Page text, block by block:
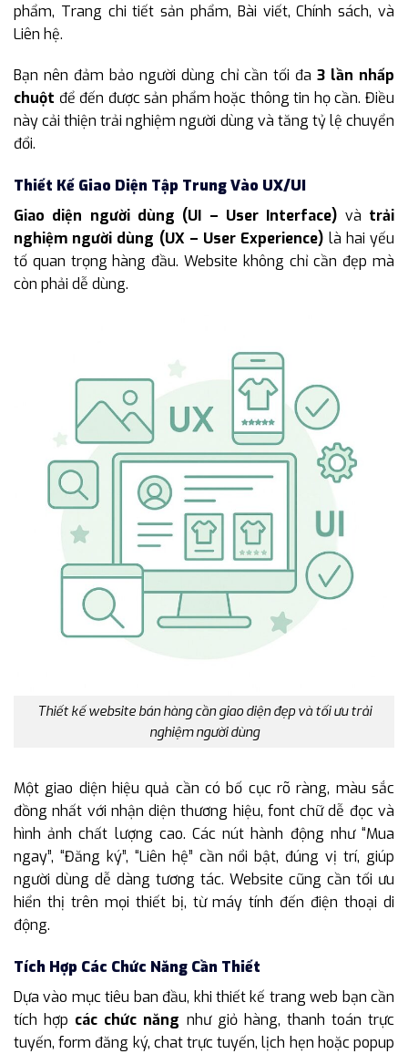
phẩm, Trang chi tiết sản phẩm, Bài viết, Chính sách, và
Liên hệ.
Bạn nên đảm bảo người dùng chỉ cần tối đa3 lần nhấp
chuột để đến được sản phẩm hoặc thông tin họ cần. Điều
này cải thiện trải nghiệm người dùng và tăng tỷ lệ chuyển
đổi.
Thiết Kế Giao Diện Tập Trung Vào UX/UI
Giao diện người dùng (UI – User Interface) và trải
nghiệm người dùng (UX – User Experience) là hai yếu
tố quan trọng hàng đầu. Website không chỉ cần đẹp mà
còn phải dễ dùng.
Thiết kế website bán hàng cần giao diện đẹp và tối ưu trải
nghiệm người dùng
Một giao diện hiệu quả cần có bố cục rõ ràng, màu sắc
đồng nhất với nhận diện thương hiệu, font chữ dễ đọc và
hình ảnh chất lượng cao. Các nút hành động như “Mua
ngay”, “Đăng ký”, “Liên hệ” cần nổi bật, đúng vị trí, giúp
người dùng dễ dàng tương tác. Website cũng cần tối ưu
hiển thị trên mọi thiết bị, từ máy tính đến điện thoại di
động.
Tích Hợp Các Chức Năng Cần Thiết
Dựa vào mục tiêu ban đầu, khi thiết kế trang web bạn cần
tích hợp các chức năng như giỏ hàng, thanh toán trực
tuyến, form đăng ký, chat trực tuyến, lịch hẹn hoặc popup